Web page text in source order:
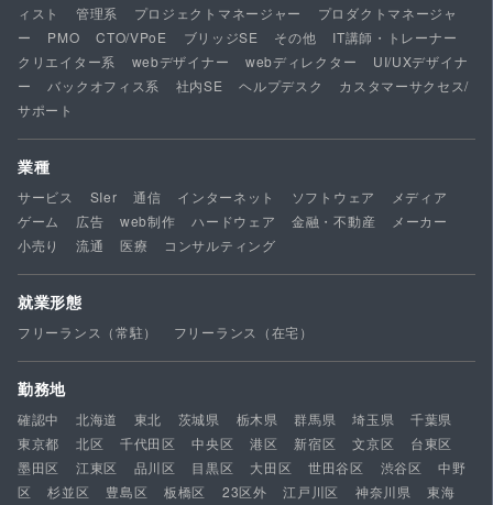
ィスト
管理系 プロジェクトマネージャー
プロダクトマネージャ
ー
PMO CTO/VPoE ブリッジSE その他
IT講師・トレーナー
クリエイター系
webデザイナー webディレクター
UI/UXデザイナ
ー
バックオフィス系 社内SE ヘルプデスク
カスタマーサクセス/
サポート
業種
サービス SIer 通信 インターネット ソフトウェア
メディア
ゲーム
広告 web制作 ハードウェア 金融・不動産
メーカー
小売り
流通 医療 コンサルティング
就業形態
フリーランス（常駐） フリーランス（在宅）
勤務地
確認中 北海道 東北 茨城県 栃木県 群馬県 埼玉県
千葉県
東京都
北区 千代田区 中央区 港区 新宿区 文京区
台東区
墨田区
江東区 品川区 目黒区 大田区 世田谷区 渋谷区
中野
区
杉並区 豊島区 板橋区 23区外 江戸川区 神奈川県
東海